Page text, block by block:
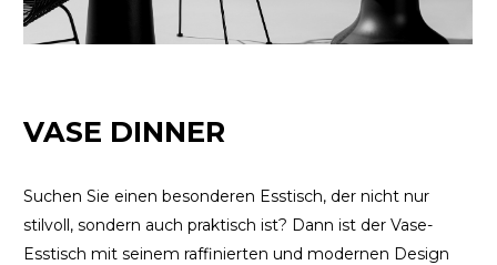
VASE DINNER
Suchen Sie einen besonderen Esstisch, der nicht nur
stilvoll, sondern auch praktisch ist? Dann ist der Vase-
Esstisch mit seinem raffinierten und modernen Design